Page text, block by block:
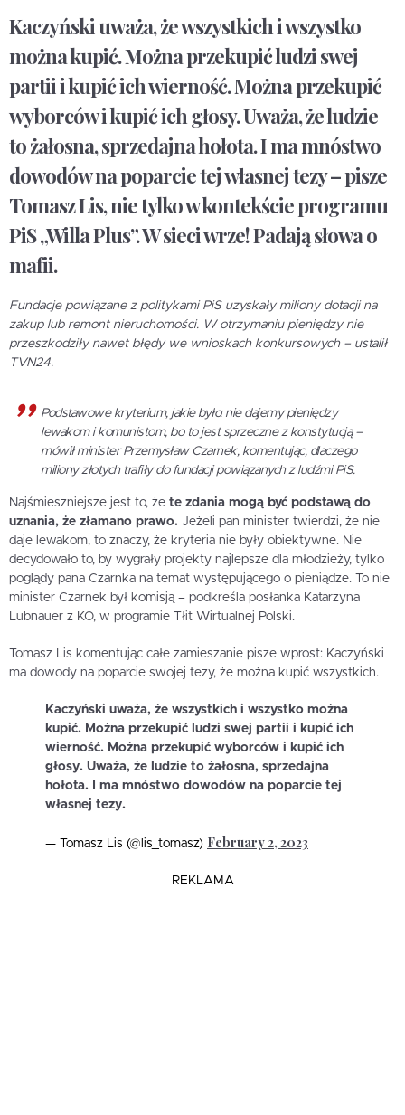
Kaczyński uważa, że wszystkich i wszystko
można kupić. Można przekupić ludzi swej
partii i kupić ich wierność. Można przekupić
wyborców i kupić ich głosy. Uważa, że ludzie
to żałosna, sprzedajna hołota. I ma mnóstwo
dowodów na poparcie tej własnej tezy – pisze
Tomasz Lis, nie tylko w kontekście programu
PiS „Willa Plus”. W sieci wrze! Padają słowa o
mafii.
Fundacje powiązane z politykami PiS uzyskały miliony dotacji na
zakup lub remont nieruchomości. W otrzymaniu pieniędzy nie
przeszkodziły nawet błędy we wnioskach konkursowych – ustalił
TVN24.
Podstawowe kryterium, jakie było: nie dajemy pieniędzy
lewakom i komunistom, bo to jest sprzeczne z konstytucją –
mówił minister Przemysław Czarnek, komentując, dlaczego
miliony złotych trafiły do fundacji powiązanych z ludźmi PiS.
Najśmieszniejsze jest to, że te zdania mogą być podstawą do
uznania, że złamano prawo. Jeżeli pan minister twierdzi, że nie
daje lewakom, to znaczy, że kryteria nie były obiektywne. Nie
decydowało to, by wygrały projekty najlepsze dla młodzieży, tylko
poglądy pana Czarnka na temat występującego o pieniądze. To nie
minister Czarnek był komisją – podkreśla posłanka Katarzyna
Lubnauer z KO, w programie Tłit Wirtualnej Polski.
Tomasz Lis komentując całe zamieszanie pisze wprost: Kaczyński
ma dowody na poparcie swojej tezy, że można kupić wszystkich.
Kaczyński uważa, że wszystkich i wszystko można
kupić. Można przekupić ludzi swej partii i kupić ich
wierność. Można przekupić wyborców i kupić ich
głosy. Uważa, że ludzie to żałosna, sprzedajna
hołota. I ma mnóstwo dowodów na poparcie tej
własnej tezy.
— Tomasz Lis (@lis_tomasz) February 2, 2023
REKLAMA